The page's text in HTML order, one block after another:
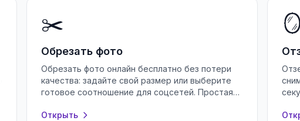
✂️
Обрезать фото
Обрезать фото онлайн бесплатно без потери
качества: задайте свой размер или выберите
готовое соотношение для соцсетей. Простая
Открыть